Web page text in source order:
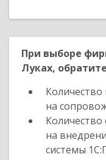
При выборе
Луках,
на
Количество
на
системы